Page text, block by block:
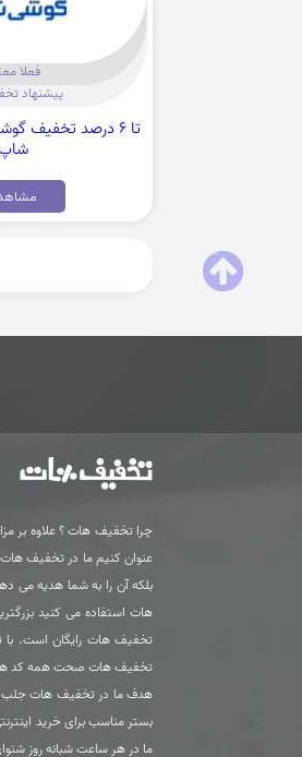
فعلا
پیشنهاد
تا 6 درصد تخفیف
چرا تخفیف هات ؟ علاوه بر
عنوان کنیم ما در تخفیف
بلکه آن را به شما هدیه
هات استفاده می کنید
تخفیف هات رایگان است. با
تخفیف هات صحت همه کد
هدف ما در تخفیف هات جلب
بستر مناسب برای خرید
ما در هر ساعت شبانه روز